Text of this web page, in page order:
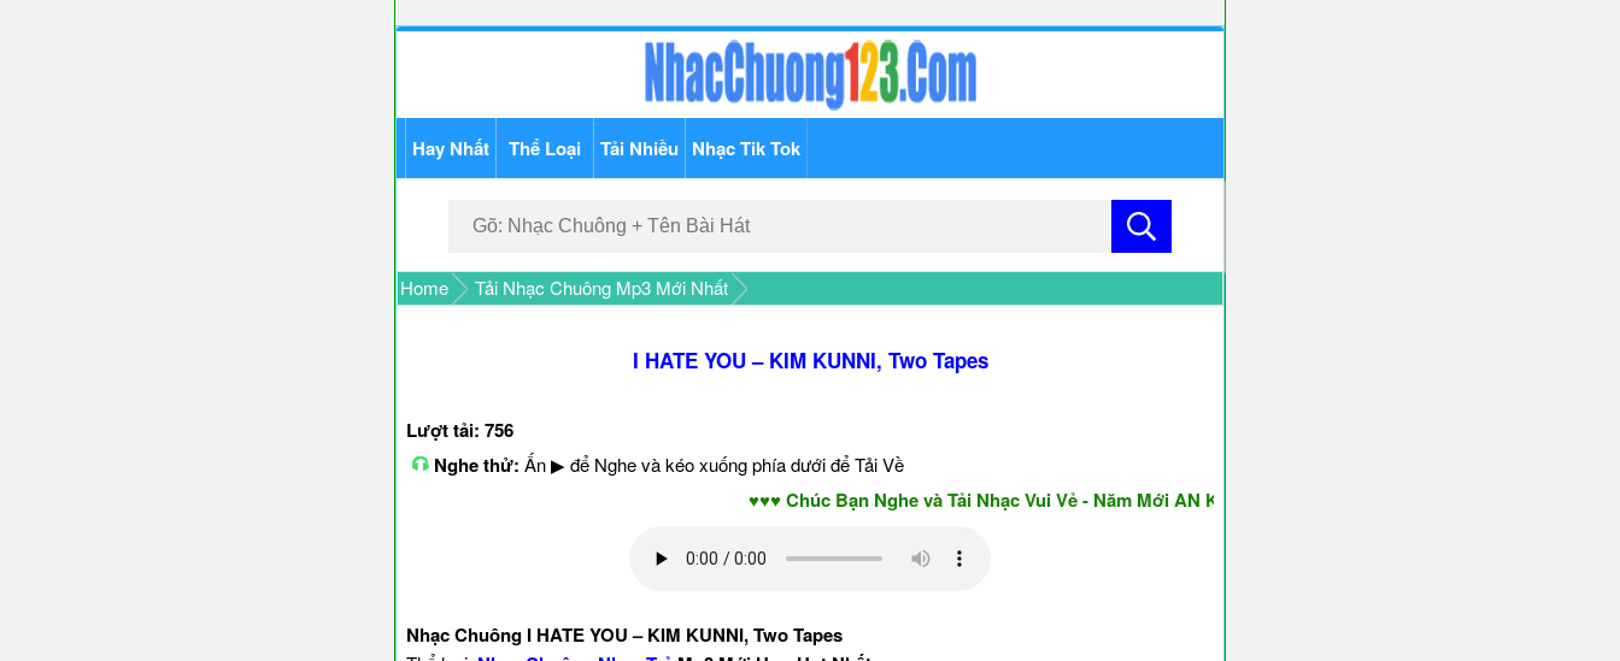
Hay Nhất Thể Loại Tải Nhiều Nhạc Tik Tok
Home Tải Nhạc Chuông Mp3 Mới Nhất
I HATE YOU – KIM KUNNI, Two Tapes
Lượt tải: 756
Nghe thử: Ấn ▶ để Nghe và kéo xuống phía dưới để Tải Về
♥♥♥ Chúc Bạn Nghe và Tải Nhạc Vui Vẻ - Năm Mới AN KHANG & THỊNH VƯỢNG ♥♥♥
Nhạc Chuông I HATE YOU – KIM KUNNI, Two Tapes